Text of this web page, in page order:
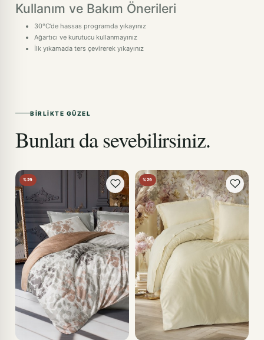
Kullanım ve Bakım Önerileri
30°C’de hassas programda yıkayınız
Ağartıcı ve kurutucu kullanmayınız
İlk yıkamada ters çevirerek yıkayınız
BIRLIKTE GÜZEL
Bunları da sevebilirsiniz.
%29 %29